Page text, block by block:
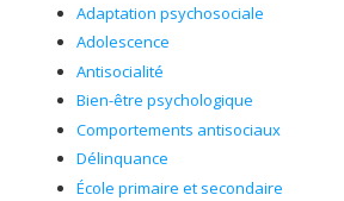
Adaptation psychosociale
Adolescence
Antisocialité
Bien-être psychologique
Comportements antisociaux
Délinquance
École primaire et secondaire